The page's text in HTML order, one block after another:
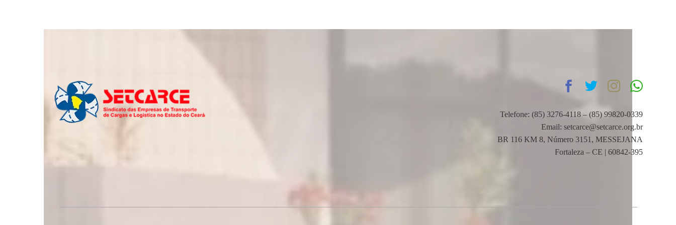
Telefone: (85) 3276-4118 – (85) 99820-0339
Email: setcarce@setcarce.org.br
BR 116 KM 8, Número 3151, MESSEJANA
Fortaleza – CE | 60842-395